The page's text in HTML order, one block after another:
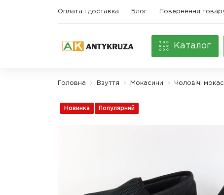
Оплата і доставка Блог Повернення
Каталог
Головна Взуття Мокасини Чоловічі
Новинка Популярний